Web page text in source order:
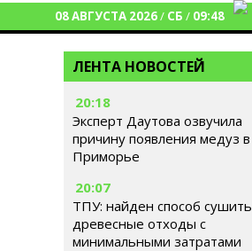
08 АВГУСТА 2026/ СБ / 09:48
ЛЕНТА НОВОСТЕЙ
20:18
Эксперт Даутова озвучила
причину появления медуз в
Приморье
20:07
ТПУ: найден способ сушить
древесные отходы с
минимальными затратами